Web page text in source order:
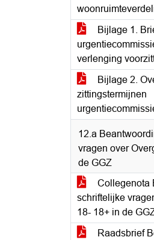
Bijlage 1.
verlenging
Bijlage 2.
zittingstermijnen
12.a
vragen over
de GGZ
Collegenota
schriftelijke
18- 18+ in de
Raadsbrief